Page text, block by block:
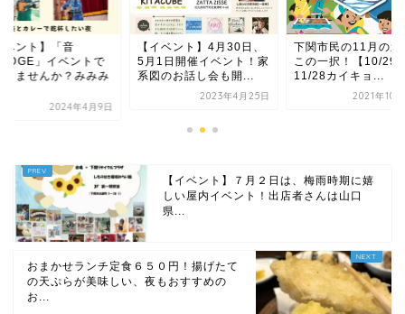
ベント】「音
」イベントで
しませんか？みみみ
2024年4月9日
【イベント】4月30日、
5月1日開催イベント！家
系図のお話し会も開...
2023年4月25日
下関市民の11月の週
この一択！【10/29-
11/28カイキョ...
2021年10
【イベント】７月２日は、梅雨時期に嬉
しい屋内イベント！出店者さんは山口
県...
おまかせランチ定食６５０円！揚げたて
の天ぷらが美味しい、夜もおすすめの
お...